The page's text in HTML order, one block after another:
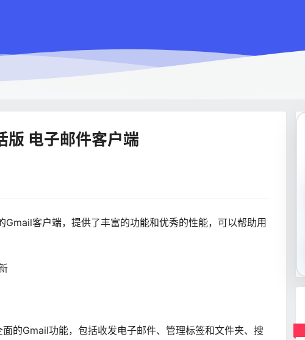
电子邮件客户端
客户端，提供了丰富的功能和优秀的性能，可以帮助用
的Gmail功能，包括收发电子邮件、管理标签和文件夹、搜